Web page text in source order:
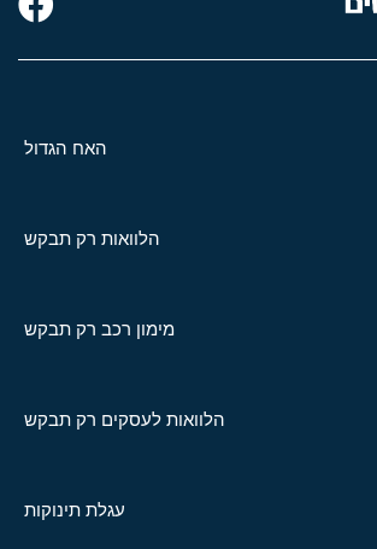
האח הגדול
הלוואות רק תבקש
מימון רכב רק תבקש
הלוואות לעסקים רק תבקש
עגלת תינוקות